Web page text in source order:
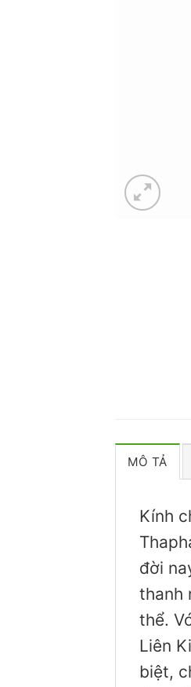
MÔ TẢ
Kính
đời
thanh
thể.
Liên
biệt,